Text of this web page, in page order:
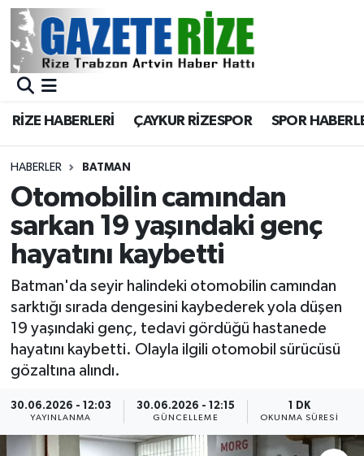
RİZE HABERLERİ ÇAYKUR RİZESPOR SPOR
HABERLER BATMAN
Otomobilin camından
sarkan 19 yaşındaki genç
hayatını kaybetti
Batman'da seyir halindeki otomobilin camından
sarktığı sırada dengesini kaybederek yola düşen
19 yaşındaki genç, tedavi gördüğü hastanede
hayatını kaybetti. Olayla ilgili otomobil sürücüsü
gözaltına alındı.
30.06.2026 - 12:03
YAYINLANMA
30.06.2026 - 12:15
GÜNCELLEME
1 DK
OKUNMA SÜRESI
BÖLGEMİZ
Asayiş
Rize Jandarma Komutanlığı
Bilim Teknoloji
Bölge
Advertising news
Canlı Maç
Dış Haberler
Merkez Nöbetçi Eczaneler
Merkez Trafik Yoğunluk Haritası
Süper Lig Puan Durumu ve Fikstür
Tüm Manşetler
Son Dakika Haberleri
Haber Arşivi